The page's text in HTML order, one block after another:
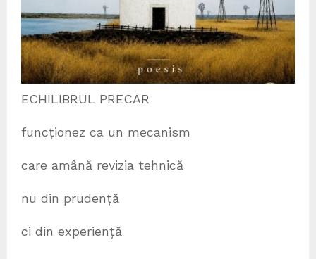
ECHILIBRUL PRECAR
funcționez ca un mecanism
care amână revizia tehnică
nu din prudență
ci din experiență